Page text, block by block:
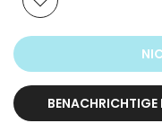
BENACHRICHTIGE